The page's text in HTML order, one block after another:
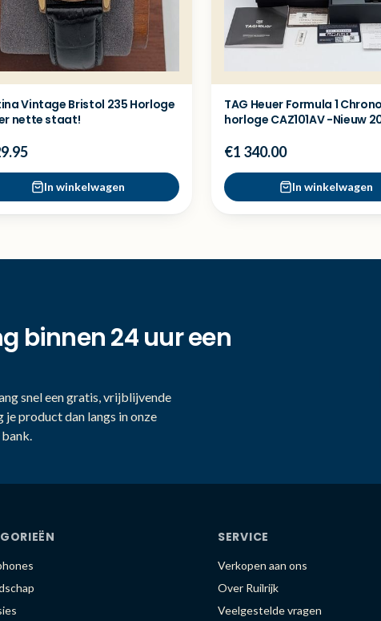
Vintage Bristol 235 Horloge
nette staat!
In winkelwagen
TAG Heuer Formula 1
horloge CAZ101AV -Nieuw
€1 340.00
In winkelwagen
binnen 24 uur een
snel een gratis, vrijblijvende
product dan langs in onze
SERVICE
Verkopen aan ons
Over Ruilrijk
Veelgestelde vragen